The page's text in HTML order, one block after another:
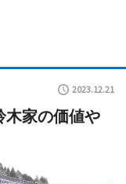
2023.12.21
家の価値や